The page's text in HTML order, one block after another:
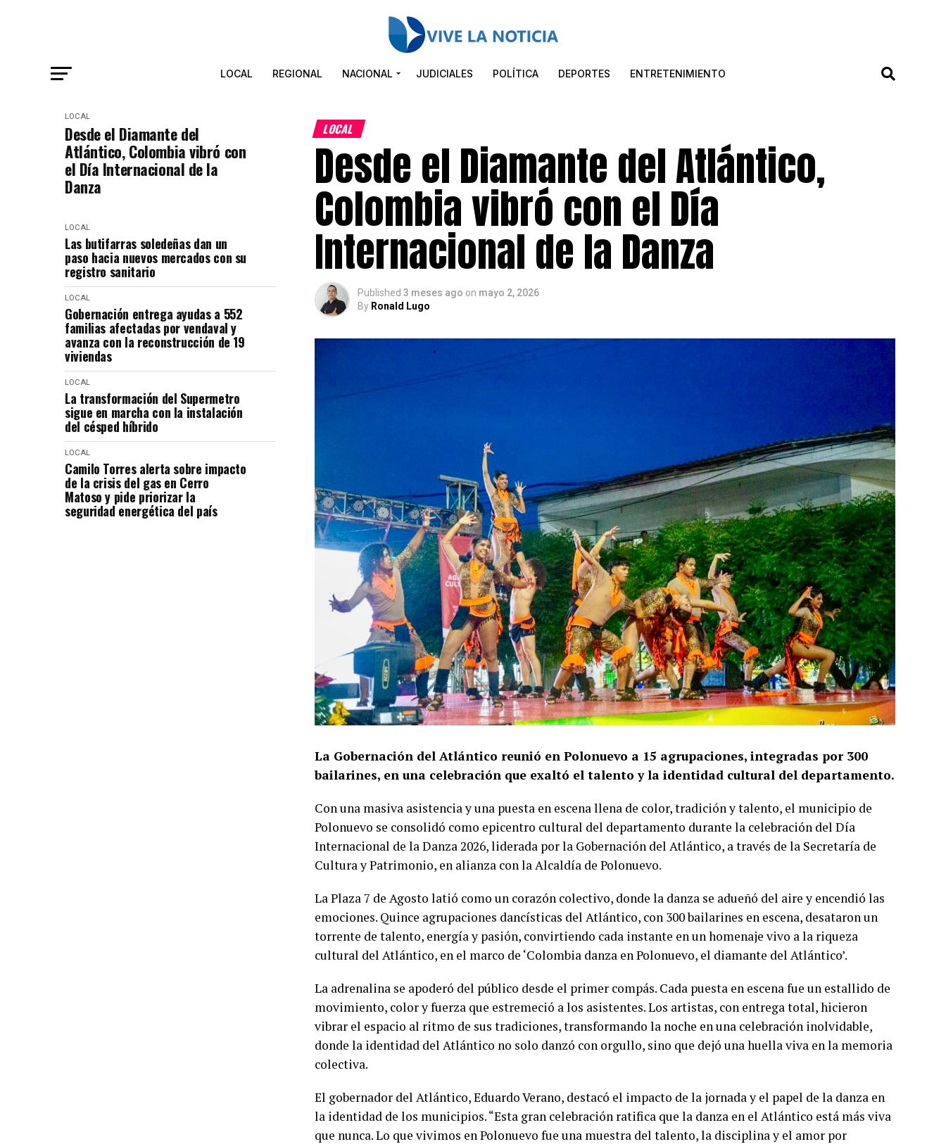
LOCAL REGIONAL NACIONAL JUDICIALES POLÍTICA DEPORTES ENTRETENIMIENTO
LOCAL
Desde el Diamante del
Atlántico, Colombia vibró con
el Día Internacional de la
Danza
LOCAL
Las butifarras soledeñas dan un
paso hacia nuevos mercados con su
registro sanitario
LOCAL
Gobernación entrega ayudas a 552
familias afectadas por vendaval y
avanza con la reconstrucción de 19
viviendas
LOCAL
La transformación del Supermetro
sigue en marcha con la instalación
del césped híbrido
LOCAL
Camilo Torres alerta sobre impacto
de la crisis del gas en Cerro
Matoso y pide priorizar la
seguridad energética del país
LOCAL
Desde el Diamante del Atlántico,
Colombia vibró con el Día
Internacional de la Danza
Published 3 meses ago on mayo 2, 2026
By Ronald Lugo
La Gobernación del Atlántico reunió en Polonuevo a 15 agrupaciones, integradas por 300
bailarines, en una celebración que exaltó el talento y la identidad cultural del departamento.
Con una masiva asistencia y una puesta en escena llena de color, tradición y talento, el municipio de
Polonuevo se consolidó como epicentro cultural del departamento durante la celebración del Día
Internacional de la Danza 2026, liderada por la Gobernación del Atlántico, a través de la Secretaría de
Cultura y Patrimonio, en alianza con la Alcaldía de Polonuevo.
La Plaza 7 de Agosto latió como un corazón colectivo, donde la danza se adueñó del aire y encendió las
emociones. Quince agrupaciones dancísticas del Atlántico, con 300 bailarines en escena, desataron un
torrente de talento, energía y pasión, convirtiendo cada instante en un homenaje vivo a la riqueza
cultural del Atlántico, en el marco de ‘Colombia danza en Polonuevo, el diamante del Atlántico’.
La adrenalina se apoderó del público desde el primer compás. Cada puesta en escena fue un estallido de
movimiento, color y fuerza que estremeció a los asistentes. Los artistas, con entrega total, hicieron
vibrar el espacio al ritmo de sus tradiciones, transformando la noche en una celebración inolvidable,
donde la identidad del Atlántico no solo danzó con orgullo, sino que dejó una huella viva en la memoria
colectiva.
El gobernador del Atlántico, Eduardo Verano, destacó el impacto de la jornada y el papel de la danza en
la identidad de los municipios. “Esta gran celebración ratifica que la danza en el Atlántico está más viva
que nunca. Lo que vivimos en Polonuevo fue una muestra del talento, la disciplina y el amor por